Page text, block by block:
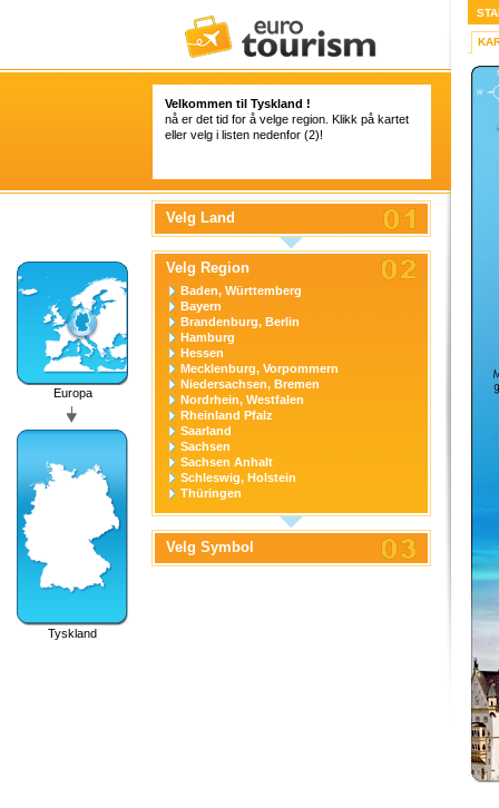
Velkommen til Tyskland !
nå er det tid for å velge region. Klikk på kartet
eller velg i listen nedenfor (2)!
Europa
Tyskland
Velg Land
Velg Region
Baden, Württemberg
Bayern
Brandenburg, Berlin
Hamburg
Hessen
Mecklenburg, Vorpommern
Niedersachsen, Bremen
Nordrhein, Westfalen
Rheinland Pfalz
Saarland
Sachsen
Sachsen Anhalt
Schleswig, Holstein
Thüringen
Velg Symbol